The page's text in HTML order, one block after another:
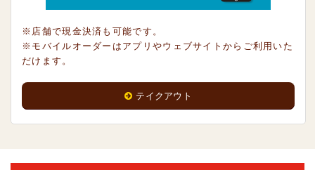
※店舗で現金決済も可能です。
※モバイルオーダーはアプリやウェブサイトからご利用いた
だけます。
テイクアウト